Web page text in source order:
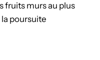
fruits murs au plus
la poursuite